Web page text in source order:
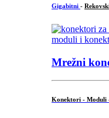
Gigabitni -
Mrežni
Konektori - Moduli